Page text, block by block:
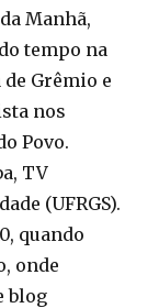
Manhã,
tempo na
Grêmio e
nos
Povo.
TV
(UFRGS).
quando
onde
blog